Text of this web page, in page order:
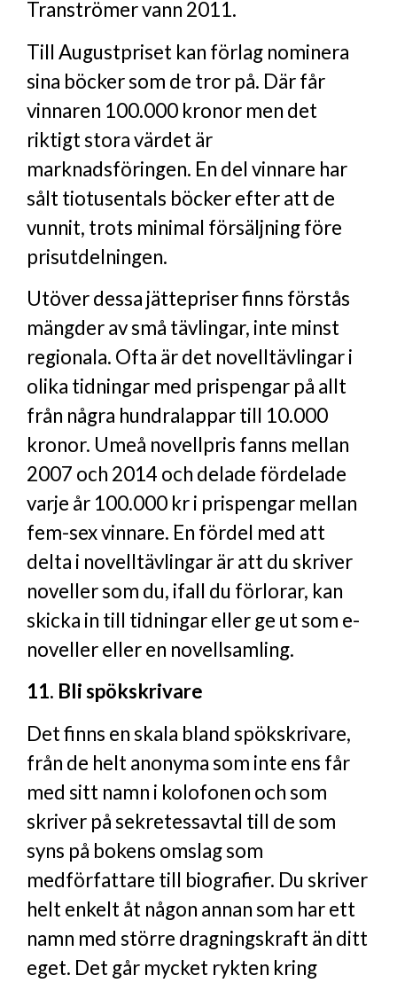
Tranströmer vann 2011.
Till Augustpriset kan förlag nominera
sina böcker som de tror på. Där får
vinnaren 100.000 kronor men det
riktigt stora värdet är
marknadsföringen. En del vinnare har
sålt tiotusentals böcker efter att de
vunnit, trots minimal försäljning före
prisutdelningen.
Utöver dessa jättepriser finns förstås
mängder av små tävlingar, inte minst
regionala. Ofta är det novelltävlingar i
olika tidningar med prispengar på allt
från några hundralappar till 10.000
kronor. Umeå novellpris fanns mellan
2007 och 2014 och delade fördelade
varje år 100.000 kr i prispengar mellan
fem-sex vinnare. En fördel med att
delta i novelltävlingar är att du skriver
noveller som du, ifall du förlorar, kan
skicka in till tidningar eller ge ut som e-
noveller eller en novellsamling.
11. Bli spökskrivare
Det finns en skala bland spökskrivare,
från de helt anonyma som inte ens får
med sitt namn i kolofonen och som
skriver på sekretessavtal till de som
syns på bokens omslag som
medförfattare till biografier. Du skriver
helt enkelt åt någon annan som har ett
namn med större dragningskraft än ditt
eget. Det går mycket rykten kring